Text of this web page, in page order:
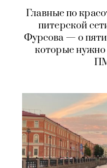
Главные по
питерской
Фурсова — о
которые нужно